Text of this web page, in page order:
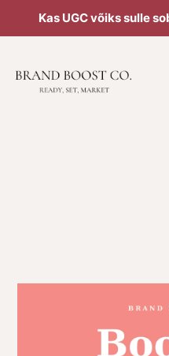
Kas UGC võiks sulle